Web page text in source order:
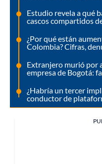
Estudio revela a qué
cascos compartidos
¿Por qué están
Colombia? Cifras,
Extranjero murió por
empresa de Bogotá:
¿Habría un tercer
conductor de